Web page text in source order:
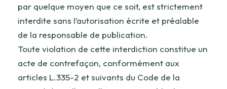
par quelque moyen que ce soit, est strictement
interdite sans l’autorisation écrite et préalable
de la responsable de publication.
Toute violation de cette interdiction constitue un
acte de contrefaçon, conformément aux
articles L.335-2 et suivants du Code de la